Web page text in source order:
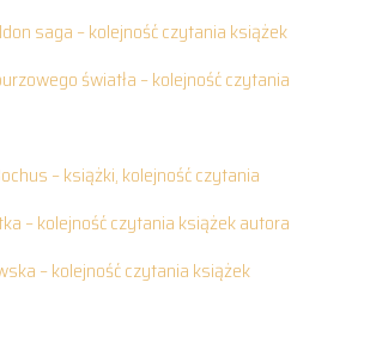
saga – kolejność czytania książek
światła – kolejność czytania
– książki, kolejność czytania
– kolejność czytania książek autora
– kolejność czytania książek